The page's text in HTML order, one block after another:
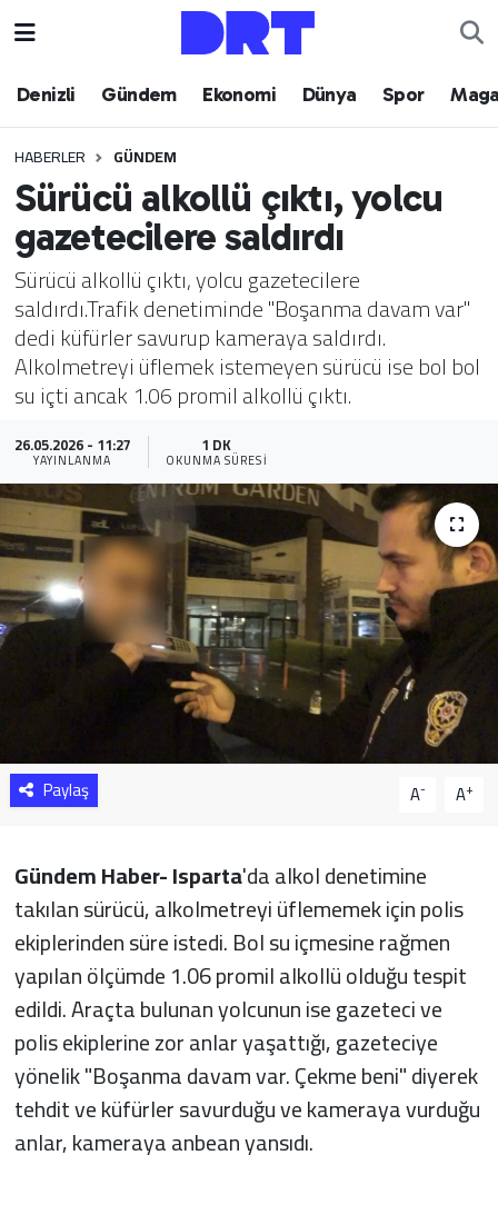
Denizli Gündem Ekonomi Dünya Spor
HABERLER GÜNDEM
Sürücü alkollü çıktı, yolcu
gazetecilere saldırdı
Sürücü alkollü çıktı, yolcu gazetecilere
saldırdı.Trafik denetiminde "Boşanma davam var"
dedi küfürler savurup kameraya saldırdı.
Alkolmetreyi üflemek istemeyen sürücü ise bol bol
su içti ancak 1.06 promil alkollü çıktı.
26.05.2026 - 11:27
YAYINLANMA
1 DK
OKUNMA SÜRESI
Paylaş A- A+
Gündem Haber- Isparta'da alkol denetimine
takılan sürücü, alkolmetreyi üflememek için polis
ekiplerinden süre istedi. Bol su içmesine rağmen
yapılan ölçümde 1.06 promil alkollü olduğu tespit
edildi. Araçta bulunan yolcunun ise gazeteci ve
polis ekiplerine zor anlar yaşattığı, gazeteciye
yönelik "Boşanma davam var. Çekme beni" diyerek
tehdit ve küfürler savurduğu ve kameraya vurduğu
anlar, kameraya anbean yansıdı.
Denizli
Gündem
Ekonomi
Dünya
Spor
Magazin
Yaşam
Sağlık
Yazarlar
Resmi İlan
Resmi Reklam
Hava Durumu
Trafik Durumu
Puan Durumu ve Fikstür
Tüm Manşetler
Son Dakika Haberleri
Haber Arşivi